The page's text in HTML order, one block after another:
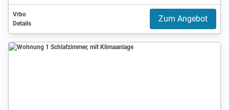
Vrbo
Details
Zum Angebot